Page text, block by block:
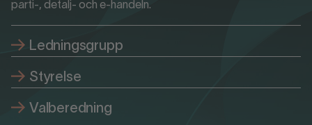
parti-, detalj- och e-handeln.
Ledningsgrupp
Styrelse
Valberedning